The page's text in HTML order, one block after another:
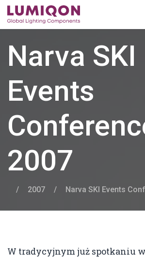
Narva SKI
Events
2007
/ 2007 / Narva SKI Events
W tradycyjnym już spotkaniu